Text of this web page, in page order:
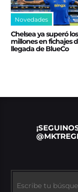
Novedades
Chelsea ya superó
millones en fichajes
llegada de BlueCo